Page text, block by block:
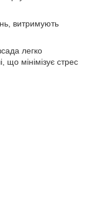
витримують
легко
що мінімізує стрес